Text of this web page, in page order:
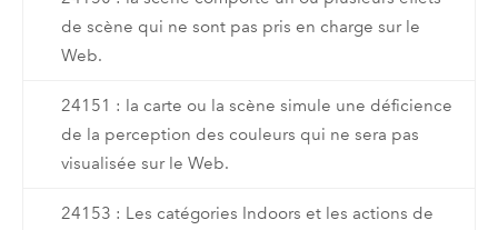
de scène qui ne sont pas pris en charge sur le
Web.
24151 : la carte ou la scène simule une déficience
de la perception des couleurs qui ne sera pas
visualisée sur le Web.
24153 : Les catégories Indoors et les actions de